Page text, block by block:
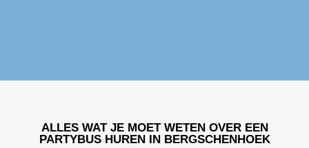
ALLES WAT JE MOET WETEN OVER EEN
PARTYBUS HUREN IN BERGSCHENHOEK